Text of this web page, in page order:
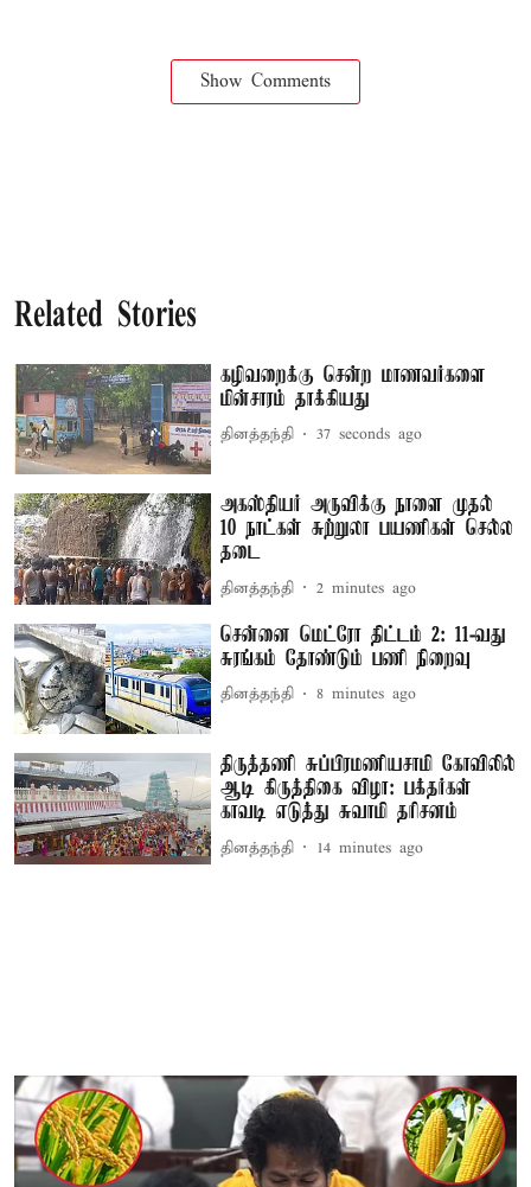
Show Comments
Related Stories
கழிவறைக்கு சென்ற மாணவர்களை
மின்சாரம் தாக்கியது
தினத்தந்தி 38 seconds ago
அகஸ்தியர் அருவிக்கு நாளை முதல்
10 நாட்கள் சுற்றுலா பயணிகள் செல்ல
தடை
தினத்தந்தி 2 minutes ago
சென்னை மெட்ரோ திட்டம் 2: 11-வது
சுரங்கம் தோண்டும் பணி நிறைவு
தினத்தந்தி 8 minutes ago
திருத்தணி சுப்பிரமணியசாமி கோவிலில்
ஆடி கிருத்திகை விழா: பக்தர்கள்
காவடி எடுத்து சுவாமி தரிசனம்
தினத்தந்தி 14 minutes ago